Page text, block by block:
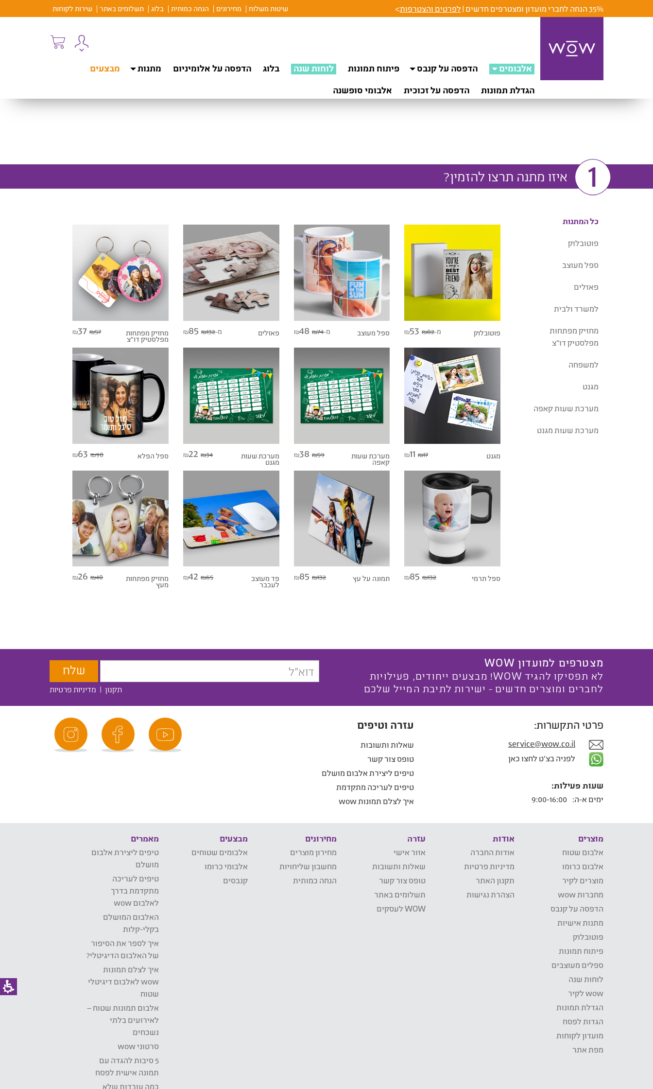
35% הנחה לחברי מועדון ומצטרפים חדשים | לפרטים והצטרפות> שיטות משלוח מחירונים הנחה כמותית בלוג תשלומים באתר שירות לקוחות
אלבומים הדפסה על קנבס פיתוח תמונות לוחות שנה בלוג הדפסה על אלומיניום מתנות
מבצעים
הגדלת תמונות
הדפסה על זכוכית אלבומי סופשנה
איזו מתנה תרצו להזמין?
כל המתנות
פוטובלוק
ספל מעוצב
פאזלים
למשרד ולבית
מחזיק מפתחות
מפלסטיק דו"צ
למשפחה
מגנט
מערכת שעות קאפה
מערכת שעות מגנט
פוטובלוק מ-82
₪
53
₪ ספל מעוצב מ-74
₪
48
₪ פאזלים מ-132
₪
85
₪ מחזיק מפתחות
מפלסטיק דו"צ
57
₪
37
₪
מגנט 17
₪
11
₪ מערכת שעות
קאפה
59
₪
38
₪ מערכת שעות
מגנט
34
₪
22
₪ ספל הפלא 98
₪
63
₪
ספל תרמי 132
₪
85
₪ תמונה על עץ 132
₪
85
₪ פד מעוצב
לעכבר
65
₪
42
₪ מחזיק מפתחות
מעץ
40
₪
26
₪
מצטרפים למועדון WOW
לא תפסיקו להגיד WOW! מבצעים ייחודים, פעילויות
לחברים ומוצרים חדשים - ישירות לתיבת המייל שלכם
תקנון | מדיניות פרטיות
פרטי התקשרות:
service@wow.co.il
לפניה בצ'ט לחצו כאן
שעות פעילות:
ימים א-ה:
עזרה וטיפים
שאלות ותשובות
טופס צור קשר
טיפים ליצירת אלבום מושלם
טיפים לעריכה מתקדמת
איך לצלם תמונות wow
מוצרים
אלבום שטוח
אלבום כרומו
מוצרים לקיר
מחברות wow
הדפסה על קנבס
מתנות אישיות
פוטובלוק
פיתוח תמונות
ספלים מעוצבים
לוחות שנה
wow לקיר
הגדלת תמונות
הגדות לפסח
מועדון לקוחות
מפת אתר
אודות
אודות החברה
מדיניות פרטיות
תקנון האתר
הצהרת נגישות
עזרה
אזור אישי
שאלות ותשובות
טופס צור קשר
תשלומים באתר
WOW לעסקים
מחירונים
מחירון מוצרים
מחשבון שליחויות
הנחה כמותית
מבצעים
אלבומים שטוחים
אלבומי כרומו
קנבסים
מאמרים
טיפים ליצירת אלבום
מושלם
טיפים לעריכה
מתקדמת בדרך
לאלבום wow
האלבום המושלם
בקלי-קלות
איך לספר את הסיפור
של האלבום הדיגיטלי?
איך לצלם תמונות
wow לאלבום דיגיטלי
שטוח
אלבום תמונות שטוח –
לאירועים בלתי
נשכחים
סרטוני wow
5 סיבות להגדה עם
תמונה אישית לפסח
כמה עובדות שלא